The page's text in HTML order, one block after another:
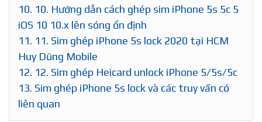
10. 10. Hướng dẫn cách ghép sim iPhone 5s 5c 5
iOS 10 10.x lên sóng ổn định
11. 11. Sim ghép iPhone 5s lock 2020 tại HCM
Huy Dũng Mobile
12. 12. Sim ghép Heicard unlock iPhone 5/5s/5c
13. Sim ghép iPhone 5s lock và các truy vấn có
liên quan